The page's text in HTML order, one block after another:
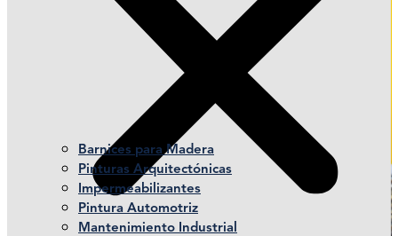
Barnices para Madera
Pinturas Arquitectónicas
Impermeabilizantes
Pintura Automotriz
Mantenimiento Industrial